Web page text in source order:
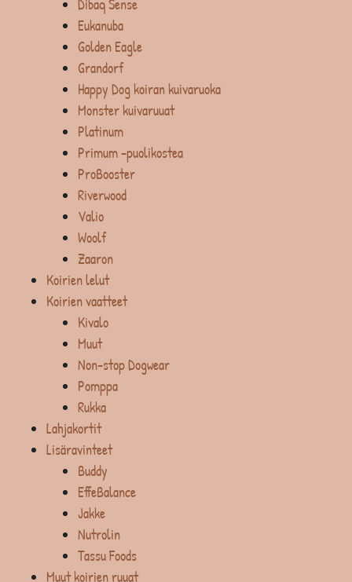
Dibaq Sense
Eukanuba
Golden Eagle
Grandorf
Happy Dog koiran kuivaruoka
Monster kuivaruuat
Platinum
Primum -puolikostea
ProBooster
Riverwood
Valio
Woolf
Zaaron
Koirien lelut
Koirien vaatteet
Kivalo
Muut
Non-stop Dogwear
Pomppa
Rukka
Lahjakortit
Lisäravinteet
Buddy
EffeBalance
Jakke
Nutrolin
Tassu Foods
Muut koirien ruuat